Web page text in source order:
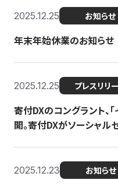
2025.12.25 お知らせ
年末年始休業のお知らせ
2025.12.25 プレスリリ
寄付DXのコングラント、
開。寄付DXがソーシャル
2025.12.23 お知らせ